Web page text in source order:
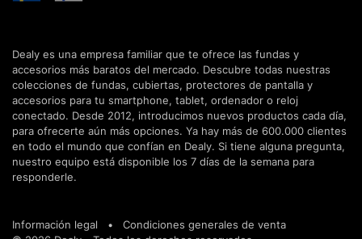
Dealy es una empresa familiar que te ofrece las fundas y
accesorios más baratos del mercado. Descubre todas nuestras
colecciones de fundas, cubiertas, protectores de pantalla y
accesorios para tu smartphone, tablet, ordenador o reloj
conectado. Desde 2012, introducimos nuevos productos cada día,
para ofrecerte aún más opciones. Ya hay más de 600.000 clientes
en todo el mundo que confían en Dealy. Si tiene alguna pregunta,
nuestro equipo está disponible los 7 días de la semana para
responderle.
Información legal • Condiciones generales de venta